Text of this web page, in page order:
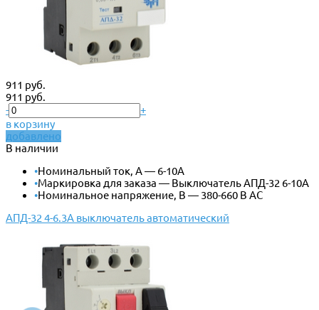
911 руб.
911 руб.
-
+
в корзину
добавлено
В наличии
•Номинальный ток, А — 6-10А
•Маркировка для заказа — Выключатель АПД-32 6-10А
•Номинальное напряжение, В — 380-660 В АС
АПД-32 4-6.3А выключатель автоматический